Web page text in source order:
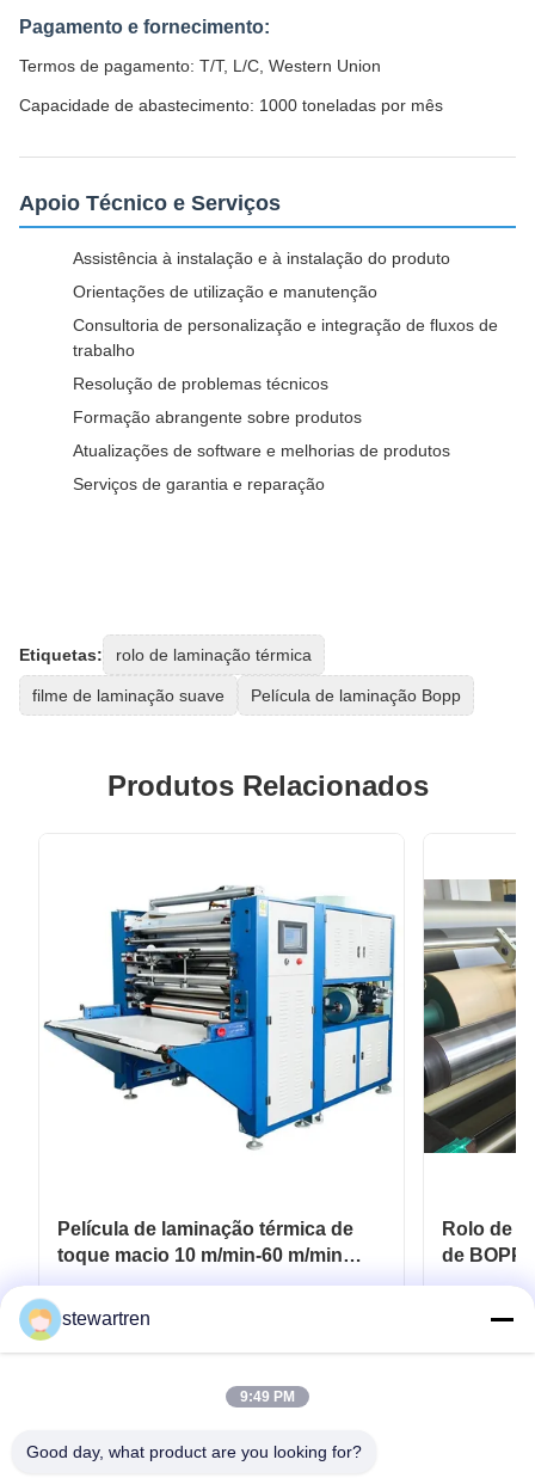
Pagamento e fornecimento:
Termos de pagamento: T/T, L/C, Western Union
Capacidade de abastecimento: 1000 toneladas por mês
Apoio Técnico e Serviços
Assistência à instalação e à instalação do produto
Orientações de utilização e manutenção
Consultoria de personalização e integração de fluxos de
trabalho
Resolução de problemas técnicos
Formação abrangente sobre produtos
Atualizações de software e melhorias de produtos
Serviços de garantia e reparação
Etiquetas: rolo de laminação térmica
filme de laminação suave Película de laminação Bopp
Produtos Relacionados
Película de laminação térmica de
toque macio 10 m/min-60 m/min
Para embalagens flexíveis
Obtenha o melhor preço
Rolo de
de BOPP
de
stewartren
9:49 PM
Good day, what product are you looking for?